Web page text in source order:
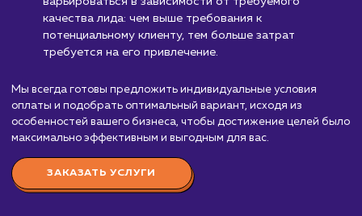
Узнать почему
Стоимость услуги
за лиды